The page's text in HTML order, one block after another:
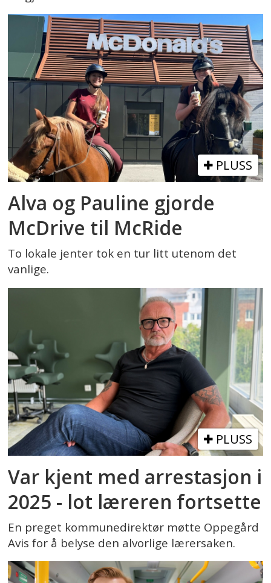
PLUSS
Alva og Pauline gjorde
McDrive til McRide
To lokale jenter tok en tur litt utenom det
vanlige.
PLUSS
Var kjent med arrestasjon i
2025 - lot læreren fortsette
En preget kommunedirektør møtte Oppegård
Avis for å belyse den alvorlige lærersaken.